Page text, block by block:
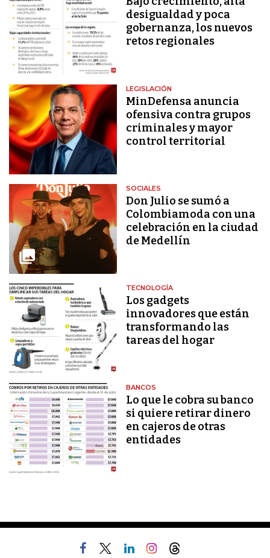
desigualdad y poca
gobernanza, los nuevos
retos regionales
LEGISLACIÓN
MinDefensa anuncia
ofensiva contra grupos
criminales y mayor
control territorial
SOCIALES
Don Julio se sumó a
Colombiamoda con una
celebración en la ciudad
de Medellín
TECNOLOGÍA
Los gadgets
innovadores que están
transformando las
tareas del hogar
BANCOS
Lo que le cobra su banco
si quiere retirar dinero
en cajeros de otras
entidades